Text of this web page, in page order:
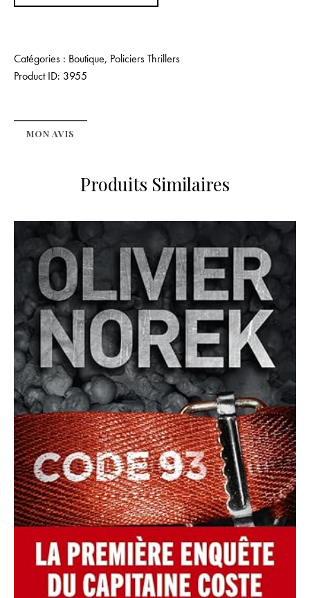
Catégories : Boutique, Policiers Thrillers
Product ID: 3955
MON AVIS
Produits Similaires